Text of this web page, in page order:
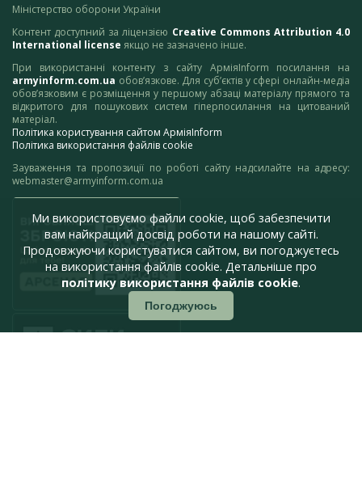
Міністерство оборони України
Контент доступний за ліцензією Creative Commons Attribution 4.0
International license якщо не зазначено інше.
При використанні контенту з сайту АрміяInform посилання на
armyinform.com.ua обов’язкове. Для суб’єктів у сфері онлайн-медіа
обов’язковим є розміщення у першому абзаці матеріалу прямого та
відкритого для пошукових систем гіперпосилання на цитований
матеріал.
Політика користування сайтом АрміяInform
Політика використання файлів cookie
Зауваження та пропозиції по роботі сайту надсилайте на адресу:
webmaster@armyinform.com.ua
Ми використовуємо файли cookie, щоб забезпечити
вам найкращий досвід роботи на нашому сайті.
Продовжуючи користуватися сайтом, ви погоджуєтесь
на використання файлів cookie. Детальніше про
політику використання файлів cookie.
Погоджуюсь